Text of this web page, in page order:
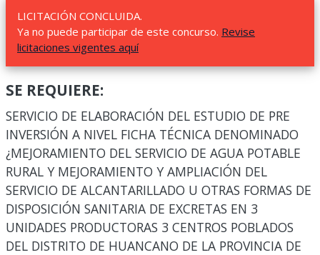
LICITACIÓN CONCLUIDA.
Ya no puede participar de este concurso. Revise
licitaciones vigentes aquí
SE REQUIERE:
SERVICIO DE ELABORACIÓN DEL ESTUDIO DE PRE
INVERSIÓN A NIVEL FICHA TÉCNICA DENOMINADO
¿MEJORAMIENTO DEL SERVICIO DE AGUA POTABLE
RURAL Y MEJORAMIENTO Y AMPLIACIÓN DEL
SERVICIO DE ALCANTARILLADO U OTRAS FORMAS DE
DISPOSICIÓN SANITARIA DE EXCRETAS EN 3
UNIDADES PRODUCTORAS 3 CENTROS POBLADOS
DEL DISTRITO DE HUANCANO DE LA PROVINCIA DE